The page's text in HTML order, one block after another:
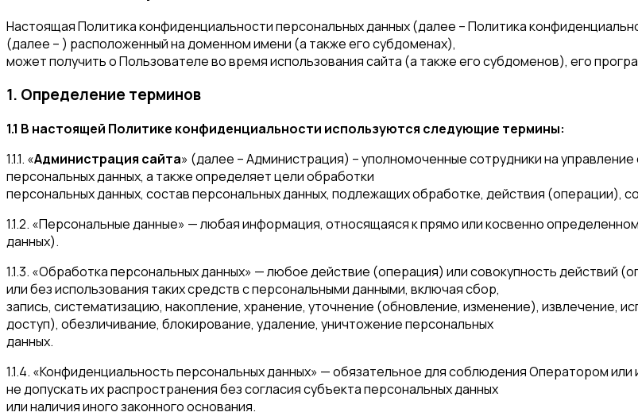
Настоящая Политика конфиденциальности персональных данных (далее – Политика
(далее – ) расположенный на доменном имени (а также его субдоменах),
может получить о Пользователе во время использования сайта (а также его субдоменов), его
1. Определение терминов
1.1 В настоящей Политике конфиденциальности используются следующие термины:
1.1.1. «Администрация сайта» (далее – Администрация) – уполномоченные сотрудники на
персональных данных, а также определяет цели обработки
персональных данных, состав персональных данных, подлежащих обработке, действия (операции),
1.1.2. «Персональные данные» — любая информация, относящаяся к прямо или косвенно
данных).
1.1.3. «Обработка персональных данных» — любое действие (операция) или совокупность действий
или без использования таких средств с персональными данными, включая сбор,
запись, систематизацию, накопление, хранение, уточнение (обновление, изменение), извлечение,
доступ), обезличивание, блокирование, удаление, уничтожение персональных
данных.
1.1.4. «Конфиденциальность персональных данных» — обязательное для соблюдения Оператором
не допускать их распространения без согласия субъекта персональных данных
или наличия иного законного основания.